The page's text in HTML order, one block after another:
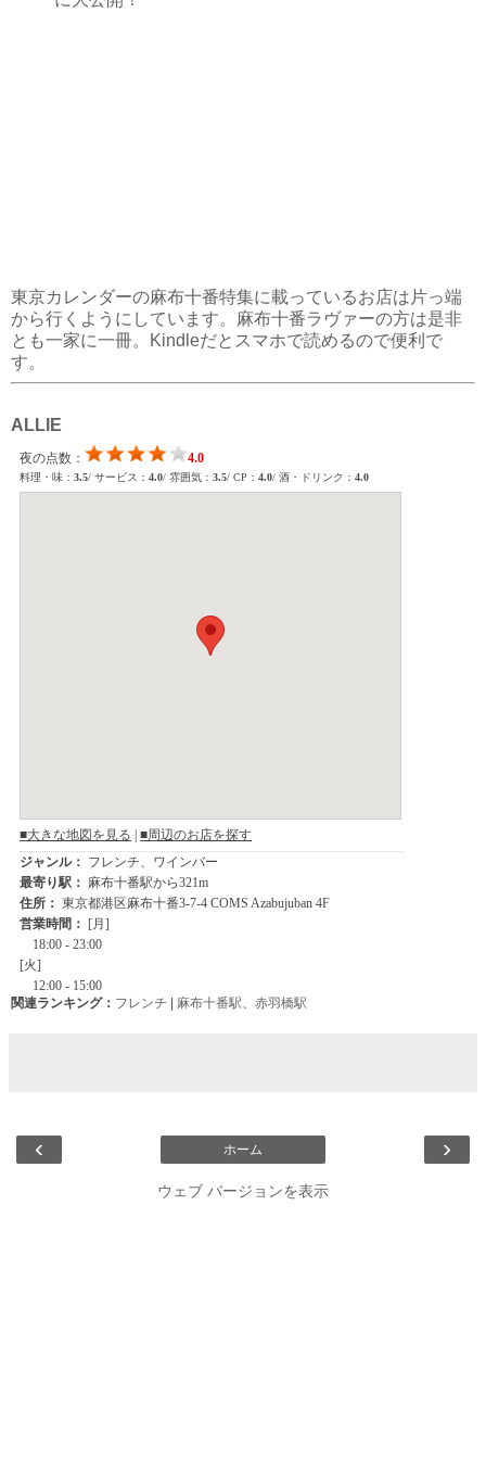
東京カレンダーの麻布十番特集に載っているお店は片っ端
から行くようにしています。麻布十番ラヴァーの方は是非
とも一家に一冊。Kindleだとスマホで読めるので便利で
す。
ALLIE
関連ランキング： フレンチ 麻布十番駅、 赤羽橋駅
‹ ›
ホーム
ウェブ バージョンを表示